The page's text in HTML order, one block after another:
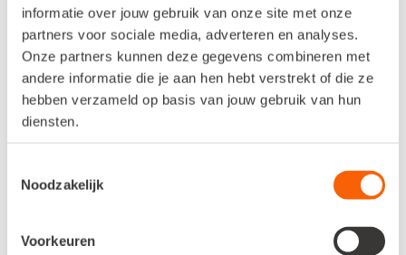
informatie over jouw gebruik van onze site met onze
partners voor sociale media, adverteren en analyses.
Onze partners kunnen deze gegevens combineren met
andere informatie die je aan hen hebt verstrekt of die ze
hebben verzameld op basis van jouw gebruik van hun
diensten.
Noodzakelijk
Voorkeuren